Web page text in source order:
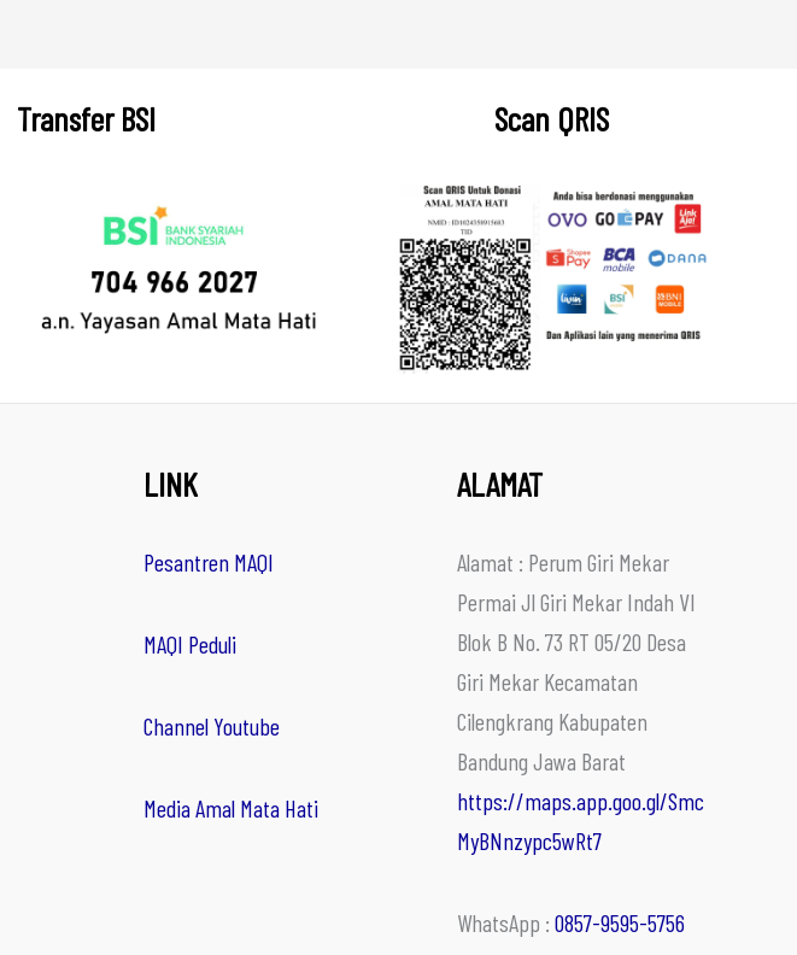
Transfer BSI Scan QRIS
LINK
Pesantren MAQI
MAQI Peduli
Channel Youtube
Media Amal Mata Hati
ALAMAT
Alamat : Perum Giri Mekar
Permai Jl Giri Mekar Indah VI
Blok B No. 73 RT 05/20 Desa
Giri Mekar Kecamatan
Cilengkrang Kabupaten
Bandung Jawa Barat
https://maps.app.goo.gl/Smc
MyBNnzypc5wRt7
WhatsApp : 0857-9595-5756